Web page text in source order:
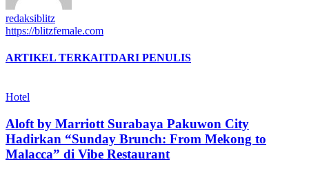
redaksiblitz
https://blitzfemale.com
ARTIKEL TERKAITDARI PENULIS
Hotel
Aloft by Marriott Surabaya Pakuwon City
Hadirkan “Sunday Brunch: From Mekong to
Malacca” di Vibe Restaurant